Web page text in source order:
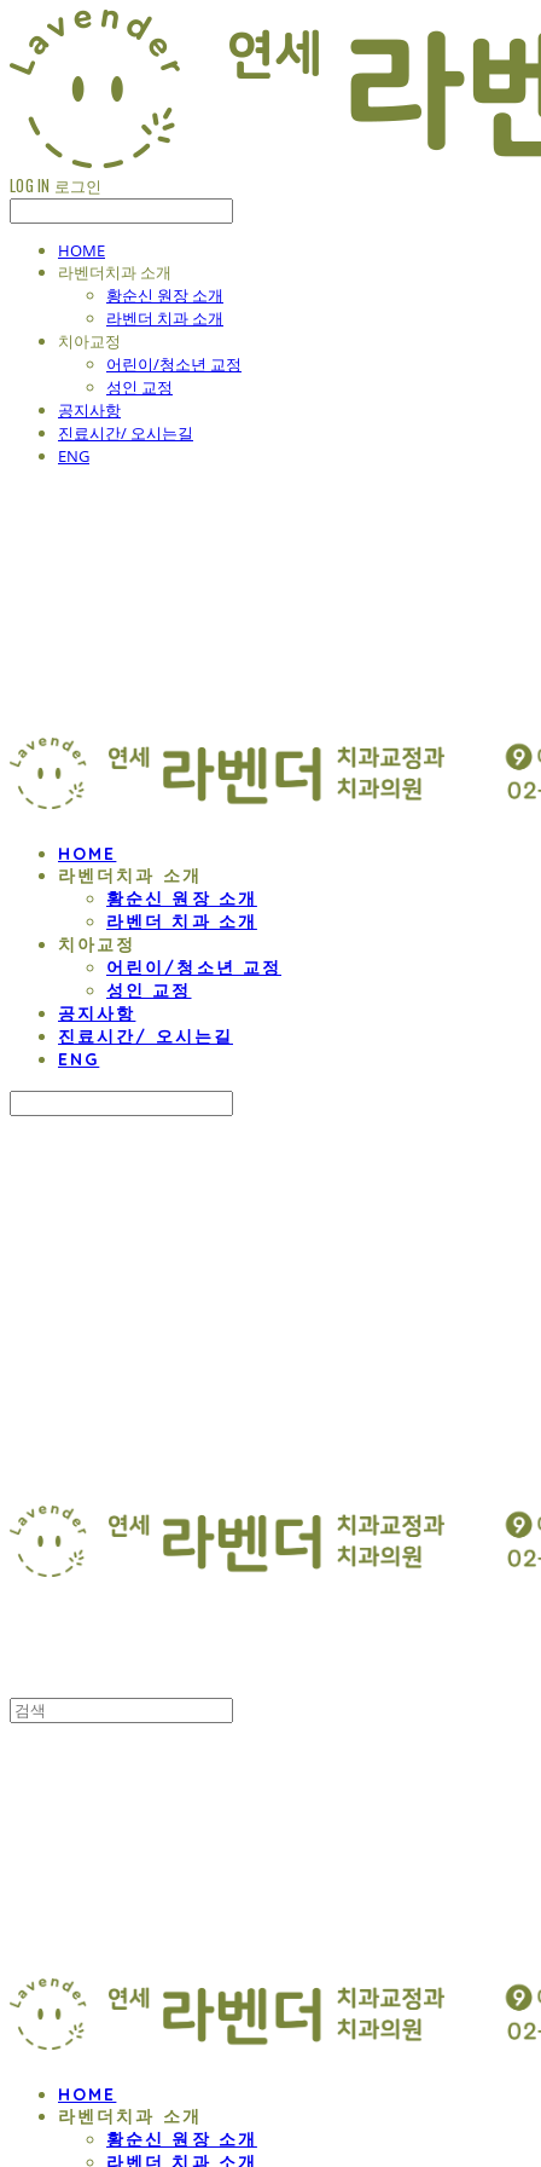
LOG IN 로그인
HOME
라벤더치과 소개
황순신 원장 소개
라벤더 치과 소개
치아교정
어린이/청소년 교정
성인 교정
공지사항
진료시간/ 오시는길
ENG
HOME
라벤더치과 소개
황순신 원장 소개
라벤더 치과 소개
치아교정
어린이/청소년 교정
성인 교정
공지사항
진료시간/ 오시는길
ENG
HOME
라벤더치과 소개
황순신 원장 소개
라벤더 치과 소개